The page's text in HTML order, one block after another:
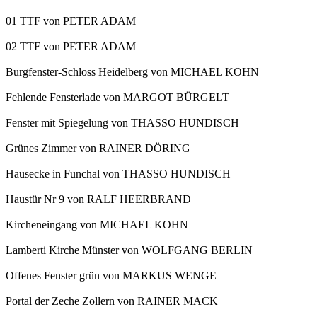
01 TTF von PETER ADAM
02 TTF von PETER ADAM
Burgfenster-Schloss Heidelberg von MICHAEL KOHN
Fehlende Fensterlade von MARGOT BÜRGELT
Fenster mit Spiegelung von THASSO HUNDISCH
Grünes Zimmer von RAINER DÖRING
Hausecke in Funchal von THASSO HUNDISCH
Haustür Nr 9 von RALF HEERBRAND
Kircheneingang von MICHAEL KOHN
Lamberti Kirche Münster von WOLFGANG BERLIN
Offenes Fenster grün von MARKUS WENGE
Portal der Zeche Zollern von RAINER MACK